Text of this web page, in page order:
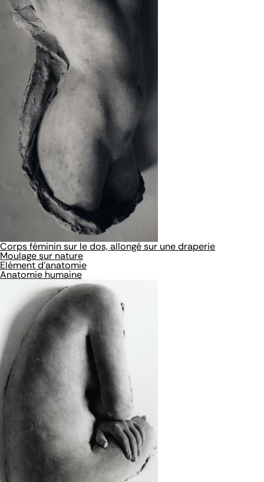
Corps féminin sur le dos, allongé sur une draperie
Moulage sur nature
Elément d'anatomie
Anatomie humaine